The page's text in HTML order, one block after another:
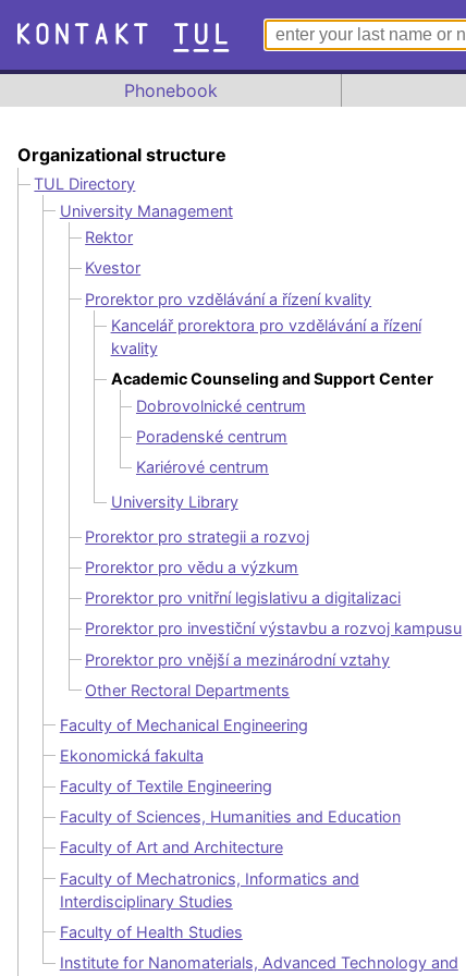
Phonebook
Organizational structure
TUL Directory
University Management
Rektor
Kvestor
Prorektor pro vzdělávání a řízení kvality
Kancelář prorektora pro vzdělávání a řízení
kvality
Academic Counseling and Support Center
Dobrovolnické centrum
Poradenské centrum
Kariérové centrum
University Library
Prorektor pro strategii a rozvoj
Prorektor pro vědu a výzkum
Prorektor pro vnitřní legislativu a digitalizaci
Prorektor pro investiční výstavbu a rozvoj kampusu
Prorektor pro vnější a mezinárodní vztahy
Other Rectoral Departments
Faculty of Mechanical Engineering
Ekonomická fakulta
Faculty of Textile Engineering
Faculty of Sciences, Humanities and Education
Faculty of Art and Architecture
Faculty of Mechatronics, Informatics and
Interdisciplinary Studies
Faculty of Health Studies
Institute for Nanomaterials, Advanced Technology and